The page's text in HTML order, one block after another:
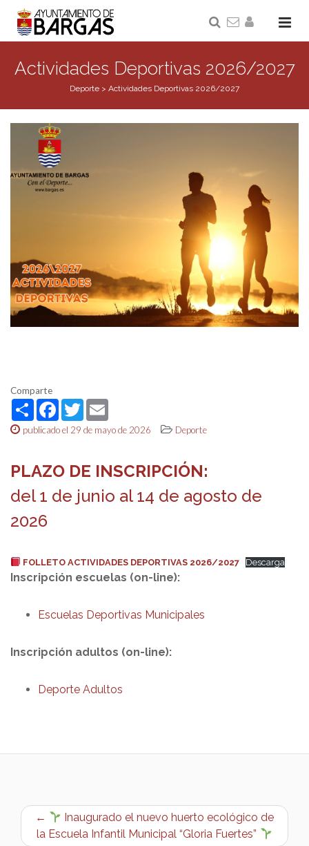
Actividades Deportivas 2026/2027
Deporte > Actividades Deportivas 2026/2027
Comparte
ShareFacebook
Twitter
publicado el 29 de mayo de 2026 Deporte
PLAZO DE INSCRIPCIÓN:
del 1 de junio al 14 de agosto de
2026
FOLLETO ACTIVIDADES DEPORTIVAS 2026/2027 Descarga
Inscripción escuelas (on-line):
Escuelas Deportivas Municipales
Inscripción adultos (on-line):
Deporte Adultos
←
Inaugurado el nuevo huerto ecológico de
la Escuela Infantil Municipal “Gloria Fuertes”